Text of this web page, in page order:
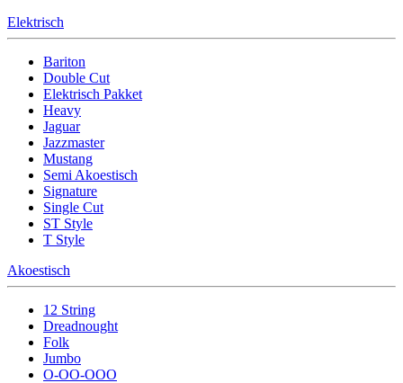
Elektrisch
Bariton
Double Cut
Elektrisch Pakket
Heavy
Jaguar
Jazzmaster
Mustang
Semi Akoestisch
Signature
Single Cut
ST Style
T Style
Akoestisch
12 String
Dreadnought
Folk
Jumbo
O-OO-OOO